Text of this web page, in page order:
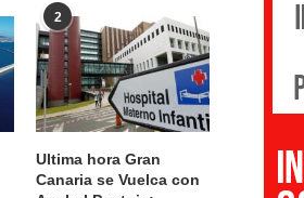
2
Ultima hora Gran
Canaria se Vuelca con